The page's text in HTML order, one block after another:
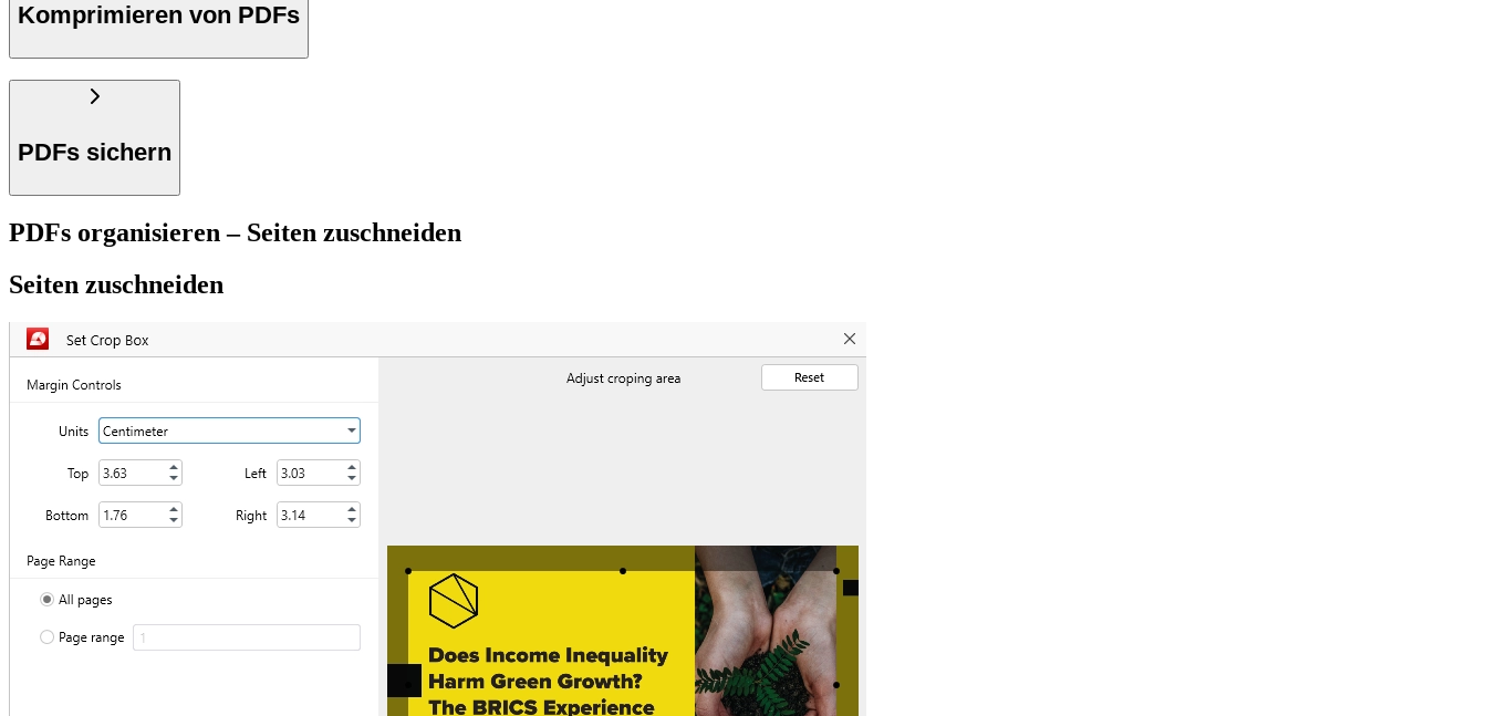
Komprimieren von PDFs
PDFs sichern
PDFs organisieren – Seiten zuschneiden
Seiten zuschneiden